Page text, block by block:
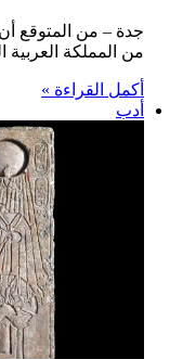
جدة – من المتوقع
من المملكة العربية
أكمل القراءة »
أدب